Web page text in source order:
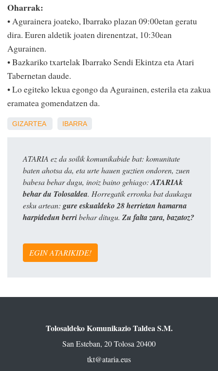
Oharrak:
• Agurainera joateko, Ibarrako plazan 09:00etan geratu
dira. Euren aldetik joaten direnentzat, 10:30ean
Agurainen.
• Bazkariko txartelak Ibarrako Sendi Ekintza eta Atari
Tabernetan daude.
• Lo egiteko lekua egongo da Agurainen, esterila eta zakua
eramatea gomendatzen da.
GIZARTEA IBARRA
ATARIA ez da soilik komunikabide bat: komunitate
baten ahotsa da, eta urte hauen guztien ondoren, zuen
babesa behar dugu, inoiz baino gehiago:ATARIAk
behar du Tolosaldea. Horregatik erronka bat daukagu
esku artean: gure eskualdeko 28 herrietan hamarna
harpidedun berribehar ditugu. Zu falta zara, bazatoz?
EGIN ATARIKIDE!
Tolosaldeko Komunikazio Taldea S.M.
San Esteban, 20 Tolosa 20400
tkt@ataria.eus